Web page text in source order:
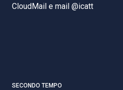
CloudMail e mail @icatt
SECONDO TEMPO